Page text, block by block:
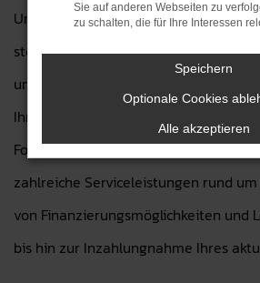
Unser erfahrenes Team von Autohaus
steht Ihnen bei der Auswahl Ihres
umfassender Beratung zur Seite. Wir
Ihre Wünsche zu verstehen, und
Ford Modell zu finden. Zusätzlich
zahlreiche Serviceleistungen rund
von Finanzierungsmöglichkeiten und
bis hin zur Inzahlungnahme Ihres
Sie auf anderen Webseiten zu
zu schalten, die für Ihre Interessen
Speichern
Optionale Cookies
Alle akzeptieren